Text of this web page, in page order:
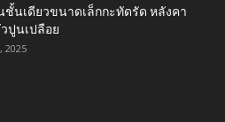
ชั้นเดียวขนาดเล็กกะทัดรัด หลังคา
ปูนเปลือย
2025